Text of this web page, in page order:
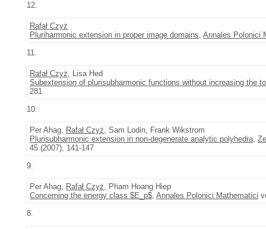
12.
Rafał Czyż
Pluriharmonic extension in proper image domains, Annales Polonici
11.
Rafał Czyż, Lisa Hed
Subextension of plurisubharmonic functions without increasing the
281
10.
Per Ahag, Rafał Czyż, Sam Lodin, Frank Wikstrom
Plurisubharmonic extension in non-degenerate analytic polyhedra,
45 (2007), 141-147
9.
Per Ahag, Rafał Czyż, Pham Hoang Hiep
Concerning the energy class $E_p$, Annales Polonici Mathematici
8.